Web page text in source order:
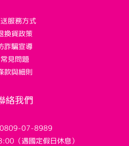
服務方式
換貨政策
詐騙宣導
常見問題
款與細則
絡我們
07-8989
（遇國定假日休息）